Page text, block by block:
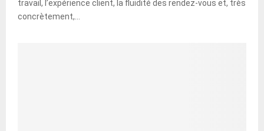
travail, l’expérience client, la fluidité des rendez-vous et, très
concrètement,...